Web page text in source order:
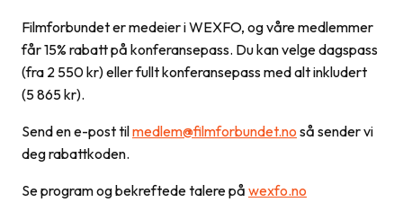
Filmforbundet er medeier i WEXFO, og våre medlemmer
får 15% rabatt på konferansepass. Du kan velge dagspass
(fra 2 550 kr) eller fullt konferansepass med alt inkludert
(5 865 kr).
Send en e-post tilmedlem@filmforbundet.no så sender vi
deg rabattkoden.
Se program og bekreftede talere på wexfo.no